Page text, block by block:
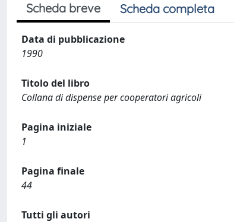
Scheda breve Scheda completa
Data di pubblicazione
1990
Titolo del libro
Collana di dispense per cooperatori agricoli
Pagina iniziale
1
Pagina finale
44
Tutti gli autori